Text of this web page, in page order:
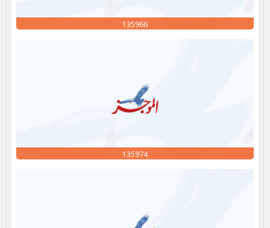
135966
135974